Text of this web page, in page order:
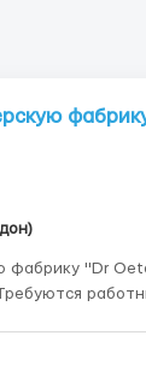
"Dr Oeteker"